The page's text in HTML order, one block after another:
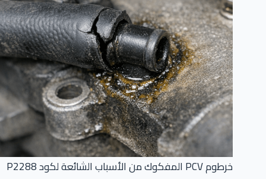
خرطوم PCV المفكوك من الأسباب الشائعة لكود P2288